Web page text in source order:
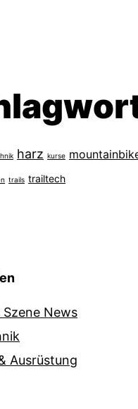
harz kurse
trails trailtech
Szene News
Ausrüstung